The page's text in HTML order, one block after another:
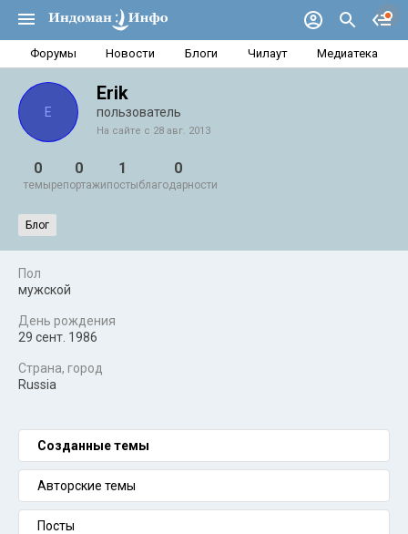
Форумы Новости Блоги Чилаут Медиатека
E
Erik
пользователь
На сайте с 28 авг. 2013
0
темы
0
репортажи
1
посты
0
благодарности
Блог
Пол
мужской
День рождения
29 сент. 1986
Страна, город
Russia
Созданные темы
Авторские темы
Посты